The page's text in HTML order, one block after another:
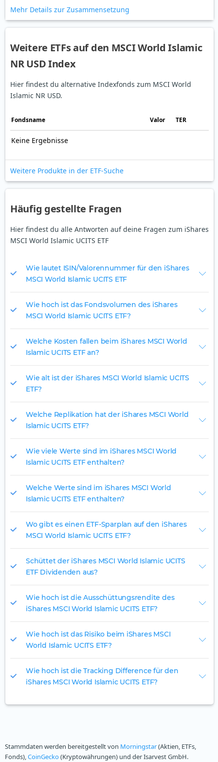
Mehr Details zur Zusammensetzung
Weitere ETFs auf den MSCI World Islamic
NR USD Index
Hier findest du alternative Indexfonds zum MSCI World
Islamic NR USD.
Fonds­name Valor TER
Keine Ergebnisse
Weitere Produkte in der ETF-Suche
Häufig gestellte Fragen
Hier findest du alle Antworten auf deine Fragen zum iShares
MSCI World Islamic UCITS ETF
Wie lautet ISIN/Valorennummer für den iShares
MSCI World Islamic UCITS ETF
Wie hoch ist das Fondsvolumen des iShares
MSCI World Islamic UCITS ETF?
Welche Kosten fallen beim iShares MSCI World
Islamic UCITS ETF an?
Wie alt ist der iShares MSCI World Islamic UCITS
ETF?
Welche Replikation hat der iShares MSCI World
Islamic UCITS ETF?
Wie viele Werte sind im iShares MSCI World
Islamic UCITS ETF enthalten?
Welche Werte sind im iShares MSCI World
Islamic UCITS ETF enthalten?
Wo gibt es einen ETF-Sparplan auf den iShares
MSCI World Islamic UCITS ETF?
Schüttet der iShares MSCI World Islamic UCITS
ETF Dividenden aus?
Wie hoch ist die Ausschüttungsrendite des
iShares MSCI World Islamic UCITS ETF?
Wie hoch ist das Risiko beim iShares MSCI
World Islamic UCITS ETF?
Wie hoch ist die Tracking Difference für den
iShares MSCI World Islamic UCITS ETF?
Stammdaten werden bereitgestellt von Morningstar(Aktien, ETFs,
Fonds),CoinGecko(Kryptowährungen) und der Isarvest GmbH.